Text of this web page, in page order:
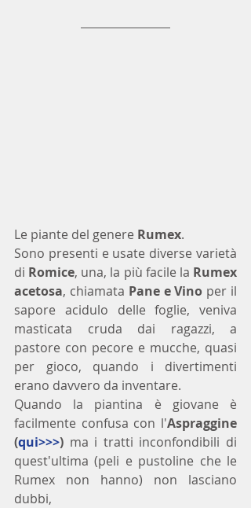
Le piante del genere Rumex.
Sono presenti e usate diverse varietà
di Romice, una, la più facile la Rumex
acetosa, chiamata Pane e Vino per il
sapore acidulo delle foglie, veniva
masticata cruda dai ragazzi, a
pastore con pecore e mucche, quasi
per gioco, quando i divertimenti
erano davvero da inventare.
Quando la piantina è giovane è
facilmente confusa con l'Aspraggine
(qui>>>) ma i tratti inconfondibili di
quest'ultima (peli e pustoline che le
Rumex non hanno) non lasciano
dubbi,